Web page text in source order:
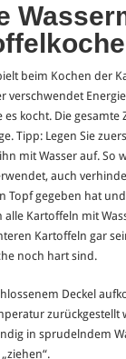
beim Kochen der
verschwendet
kocht. Die
Tipp: Legen Sie
mit Wasser auf. So
auch
Topf gegeben hat
alle Kartoffeln mit
Kartoffeln gar
noch hart sind.
Deckel
zurückgestellt
in sprudelndem